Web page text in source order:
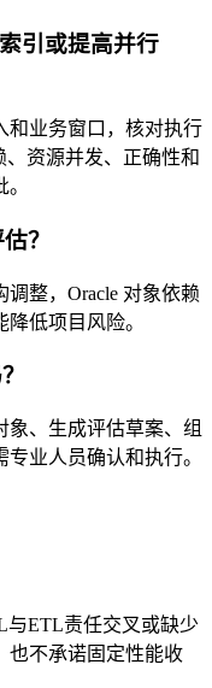
引或提高并行
和业务窗口，核对执行
资源并发、正确性和
？
整，Oracle 对象依赖
低项目风险。
象、生成评估草案、组
业人员确认和执行。
与ETL责任交叉或缺少
也不承诺固定性能收